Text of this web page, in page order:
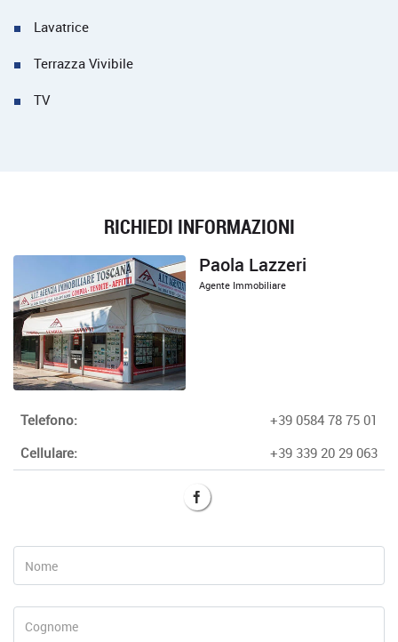
Lavatrice
Terrazza Vivibile
TV
RICHIEDI INFORMAZIONI
Paola Lazzeri
Agente Immobiliare
Telefono:
+39 0584 78 75 01
Cellulare:
+39 339 20 29 063